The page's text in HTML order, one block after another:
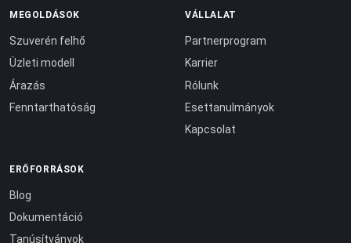
MEGOLDÁSOK
Szuverén felhő
Üzleti modell
Árazás
Fenntarthatóság
VÁLLALAT
Partnerprogram
Karrier
Rólunk
Esettanulmányok
Kapcsolat
ERŐFORRÁSOK
Blog
Dokumentáció
Tanúsítványok